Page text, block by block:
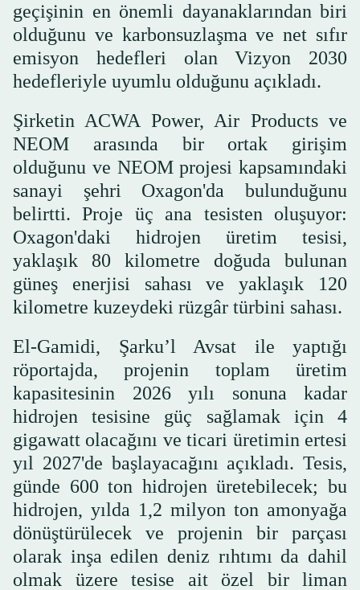
geçişinin en önemli dayanaklarından biri
olduğunu ve karbonsuzlaşma ve net sıfır
emisyon hedefleri olan Vizyon 2030
hedefleriyle uyumlu olduğunu açıkladı.
Şirketin ACWA Power, Air Products ve
NEOM arasında bir ortak girişim
olduğunu ve NEOM projesi kapsamındaki
sanayi şehri Oxagon'da bulunduğunu
belirtti. Proje üç ana tesisten oluşuyor:
Oxagon'daki hidrojen üretim tesisi,
yaklaşık 80 kilometre doğuda bulunan
güneş enerjisi sahası ve yaklaşık 120
kilometre kuzeydeki rüzgâr türbini sahası.
El-Gamidi, Şarku’l Avsat ile yaptığı
röportajda, projenin toplam üretim
kapasitesinin 2026 yılı sonuna kadar
hidrojen tesisine güç sağlamak için 4
gigawatt olacağını ve ticari üretimin ertesi
yıl 2027'de başlayacağını açıkladı. Tesis,
günde 600 ton hidrojen üretebilecek; bu
hidrojen, yılda 1,2 milyon ton amonyağa
dönüştürülecek ve projenin bir parçası
olarak inşa edilen deniz rıhtımı da dahil
olmak üzere tesise ait özel bir liman